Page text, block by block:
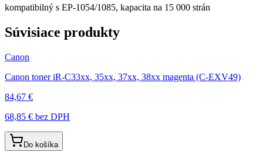
kompatibilný s EP-1054/1085, kapacita na 15 000 strán
Súvisiace produkty
Canon
Canon toner iR-C33xx, 35xx, 37xx, 38xx magenta (C-EXV49)
84,67 €
68,85 € bez DPH
Do košíka